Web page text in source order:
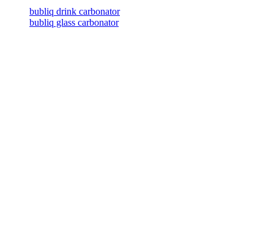
bubliq drink carbonator
bubliq glass carbonator